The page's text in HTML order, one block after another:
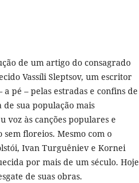
de um artigo do consagrado
Vassíli Sleptsov, um escritor
pé – pelas estradas e confins de
sua população mais
voz às canções populares e
floreios. Mesmo com o
Ivan Turguêniev e Kornei
por mais de um século. Hoje
de suas obras.